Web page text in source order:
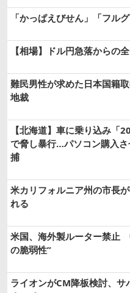
「かっぱえびせん」「フ
【相場】ドル円急落から
難民男性が求めた日本国籍
地裁
【北海道】車に乗り込み「
で脅し暴行…パソコン購入
捕
米カリフォルニア州の市長
れる
米国、海外製ルーター禁止
の脆弱性”
ライオンがCM降板検討、